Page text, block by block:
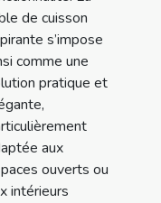
de cuisson
s’impose
comme une
pratique et
aux
ouverts ou
intérieurs